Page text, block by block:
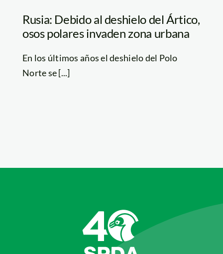
Rusia: Debido al deshielo del Ártico,
osos polares invaden zona urbana
En los últimos años el deshielo del Polo
Norte se [...]